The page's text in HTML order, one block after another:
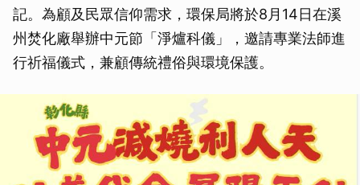
記。為顧及民眾信仰需求，環保局將於8月14日在溪
州焚化廠舉辦中元節「淨爐科儀」，邀請專業法師進
行祈福儀式，兼顧傳統禮俗與環境保護。